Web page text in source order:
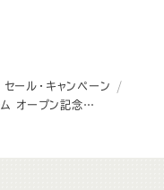
セール・キャンペーン
【3/16(土)】大阪京橋ショールーム オープン記念セールのお知らせ